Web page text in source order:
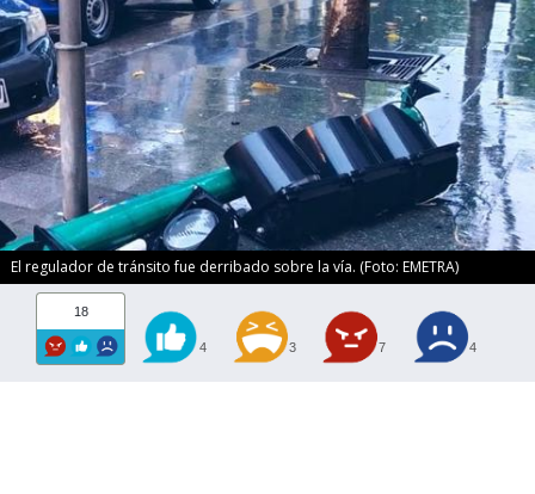
El regulador de tránsito fue derribado sobre la vía. (Foto: EMETRA)
18
4 3 7 4